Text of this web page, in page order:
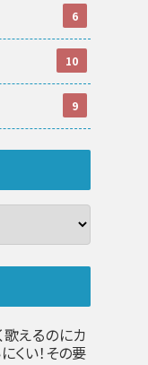
6
10
9
えるのにカ
くい！その要